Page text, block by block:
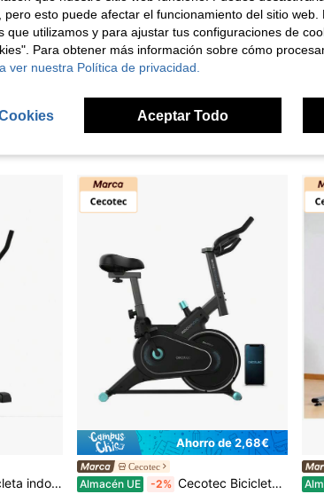
tamaño familiar, sillín ajustable y ruedas fáciles de mover. MERKI MARKET
Almacén UE
133,39€
BeltRide: transmisión fluida por correa. ComfortFit: diseño cómodo y ergonómico. Volante de inercia de 6 kg.
Ahorro de 2,68€
Cecotec
Almacén UE -2% Cecotec Bicicleta Estática Drumfit Indoor 4000 Magnetic Connected, Pedaleo Suave con MagnetSystem, Volante de Inercia 4Kg para Entrenamientos Intensos, Compatible con App Kinomap para Rutas y Competencias, Soporte de Dispositivos y Diseño Elegante, Fácil de Transportar, Peso Máx. Usuario 120kg
pero esto puede afectar el funcionamiento del sitio
que utilizamos y para ajustar tus configuraciones de
Para obtener más información sobre cómo
ver nuestra Política de privacidad.
Aceptar Todo